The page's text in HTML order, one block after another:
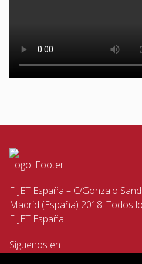
FIJET España – C/Gonzalo
Madrid (España) 2018. Todos
FIJET España
Siguenos en